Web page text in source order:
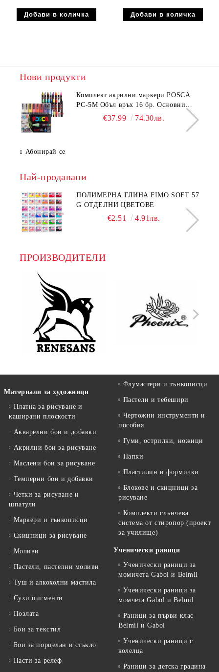
Нови продукти
Комплeкт акрилни маркери POSCA
PC-5M Объл връх 16 бр. Основни
€37.99 74.30лв.
Абонирай се
Най-продавани
ПОЛИМЕРНА ГЛИНА FIMO SOFT 57
G ОТДЕЛНИ ЦВЕТОВЕ
€2.51 4.91лв.
ПРОИЗВОДИТЕЛИ
Материали за художници
Платна за рисуване и
каширани плоскости
Акварелни бои и добавки
Акрилни бои за рисуване
Маслени бои за рисуване
Темперни бои и добавки
Четки за рисуване и
шпатули
Маркери и тънкописци
Скицници за рисуване
Моливи
Пастели, пастелни моливи
Туш и алкохолни мастила
Сухи пигменти
Позлата
Бои за текстил
Бои за порцелан и стъкло
Пасти за релеф
Флумастери и тънкописци
Пастели и тебешири
Чертожни инструменти и
пособия
Гуми, острилки, ножици
Папки
Пластилин и формички
Блокове и скицници за
рисуване
Комплекти слънчева
система от стиропор (проект
за училище)
Ученически раници
Ученически раници за
момичета Gabol и Belmil
Ученически раници за
момчета Gabol и Belmil
Раници за първи клас
Belmil и Gabol
Ученически раници с
колелца
Раници за детска градина